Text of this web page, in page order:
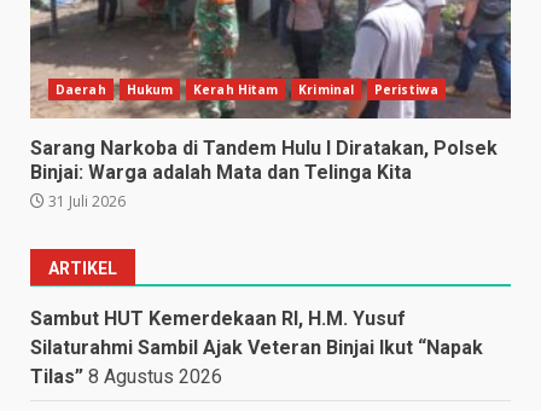
Daerah Hukum Kerah Hitam Kriminal Peristiwa
Sarang Narkoba di Tandem Hulu I Diratakan, Polsek
Binjai: Warga adalah Mata dan Telinga Kita
31 Juli 2026
ARTIKEL
Sambut HUT Kemerdekaan RI, H.M. Yusuf
Silaturahmi Sambil Ajak Veteran Binjai Ikut “Napak
Tilas” 8 Agustus 2026